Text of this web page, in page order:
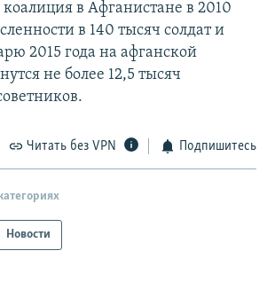
в Афганистане в 2010
в 140 тысяч солдат и
2015 года на афганской
не более 12,5 тысяч
Читать без VPN Подпишитесь
Новости